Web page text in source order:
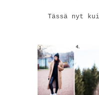
Tässä nyt